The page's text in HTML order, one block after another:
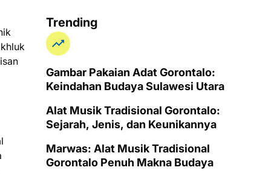
Trending
Gambar Pakaian Adat Gorontalo:
Keindahan Budaya Sulawesi Utara
Alat Musik Tradisional Gorontalo:
Sejarah, Jenis, dan Keunikannya
Marwas: Alat Musik Tradisional
Gorontalo Penuh Makna Budaya